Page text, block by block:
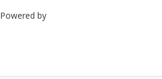
Powered by